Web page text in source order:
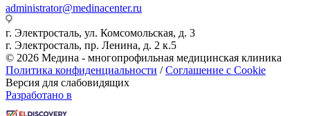
administrator@medinacenter.ru
г. Электросталь, ул. Комсомольская, д. 3
г. Электросталь, пр. Ленина, д. 2 к.5
© 2026 Медина - многопрофильная медицинская клиника
Политика конфиденциальности /Соглашение с Cookie
Версия для слабовидящих
Разработано в